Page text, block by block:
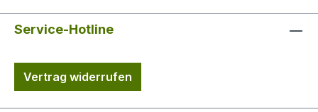
Service-Hotline
Vertrag widerrufen